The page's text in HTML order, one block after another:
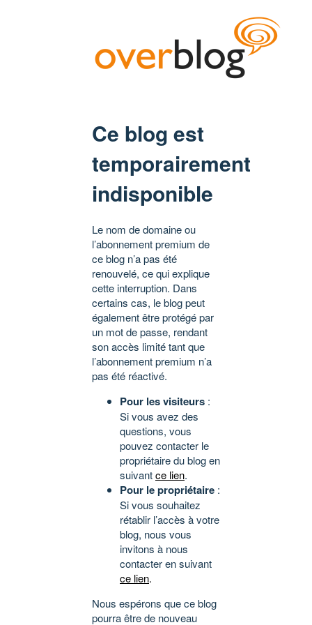
Ce blog est
temporairement
indisponible
Le nom de domaine ou
l’abonnement premium de
ce blog n’a pas été
renouvelé, ce qui explique
cette interruption. Dans
certains cas, le blog peut
également être protégé par
un mot de passe, rendant
son accès limité tant que
l’abonnement premium n’a
pas été réactivé.
Pour les visiteurs :
Si vous avez des
questions, vous
pouvez contacter le
propriétaire du blog en
suivantce lien.
Pour le propriétaire :
Si vous souhaitez
rétablir l’accès à votre
blog, nous vous
invitons à nous
contacter en suivant
ce lien.
Nous espérons que ce blog
pourra être de nouveau